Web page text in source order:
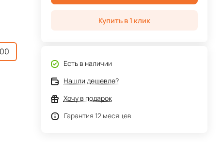
Купить в 1 клик
Есть в наличии
Нашли дешевле?
Хочу в подарок
Гарантия 12 месяцев